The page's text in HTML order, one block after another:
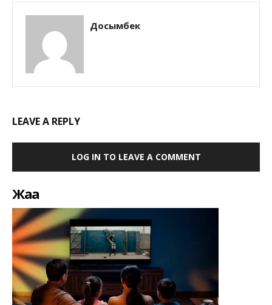
Досымбек
LEAVE A REPLY
LOG IN TO LEAVE A COMMENT
Жаңа